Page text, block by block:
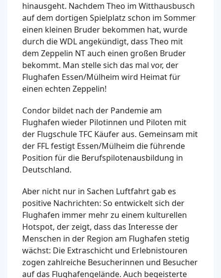
hinausgeht. Nachdem Theo im Witthausbusch
auf dem dortigen Spielplatz schon im Sommer
einen kleinen Bruder bekommen hat, wurde
durch die WDL angekündigt, dass Theo mit
dem Zeppelin NT auch einen großen Bruder
bekommt. Man stelle sich das mal vor, der
Flughafen Essen/Mülheim wird Heimat für
einen echten Zeppelin!
Condor bildet nach der Pandemie am
Flughafen wieder Pilotinnen und Piloten mit
der Flugschule TFC Käufer aus. Gemeinsam mit
der FFL festigt Essen/Mülheim die führende
Position für die Berufspilotenausbildung in
Deutschland.
Aber nicht nur in Sachen Luftfahrt gab es
positive Nachrichten: So entwickelt sich der
Flughafen immer mehr zu einem kulturellen
Hotspot, der zeigt, dass das Interesse der
Menschen in der Region am Flughafen stetig
wächst: Die Extraschicht und Erlebnistouren
zogen zahlreiche Besucherinnen und Besucher
auf das Flughafengelände. Auch begeisterte